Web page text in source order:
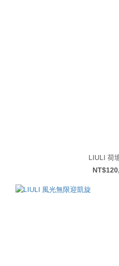
LIULI 荷